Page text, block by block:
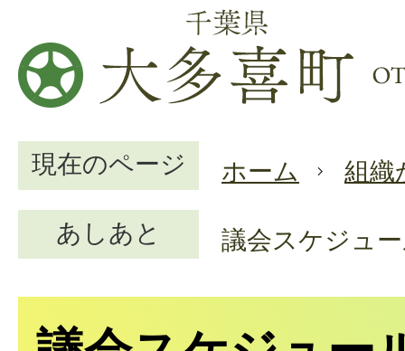
現在のページ ホーム
組織
あしあと
議会スケジュ